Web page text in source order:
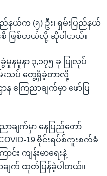
နယ်က (၅) ဦး၊ ရှမ်းပြည်နယ်
စီ ဖြစ်တယ်လို့ ဆိုပါတယ်။
မူနာ ၃,၁၇၅ ခု ပြုလုပ်
မ်းသပ် တွေ့ရှိခဲ့တာလို့
ာန ကြေညာချက်မှာ ဖော်ပြ
ာချက်မှာ နေပြည်တော်
19 ဗိုင်းရပ်စ်ကူးစက်ခံ
း ကျန်းမာရေးနဲ့
ချက် ထုတ်ပြန်ခဲ့ပါတယ်။